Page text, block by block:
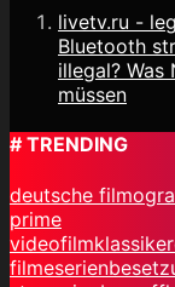
livetv.ru -
Bluetooth
illegal?
müssen
# TRENDING
deutsche
prime
videofilmklassiker
filme